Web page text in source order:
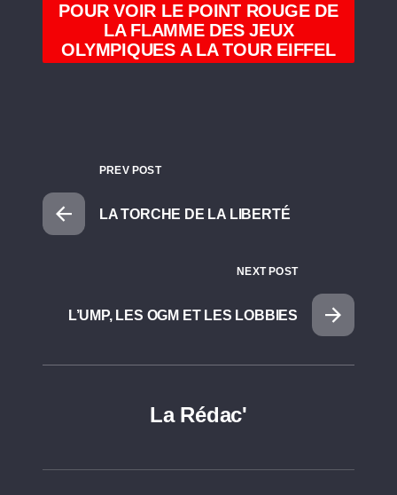
POUR VOIR LE POINT ROUGEDE
LA FLAMME DES JEUX
OLYMPIQUES A LA TOUR EIFFEL
PREV POST
LA TORCHE DE LA LIBERTÉ
NEXT POST
L’UMP, LES OGM ET LES LOBBIES
La Rédac'